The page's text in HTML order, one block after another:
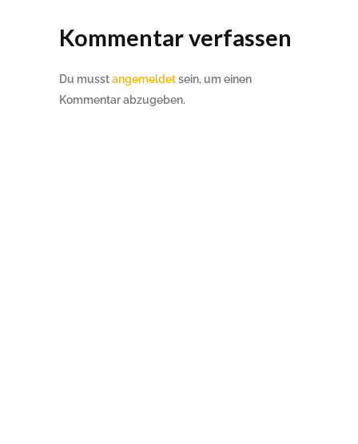
Kommentar verfassen
Du musstangemeldetsein, um einen
Kommentar abzugeben.